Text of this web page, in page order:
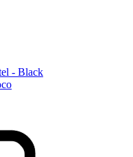
- Black